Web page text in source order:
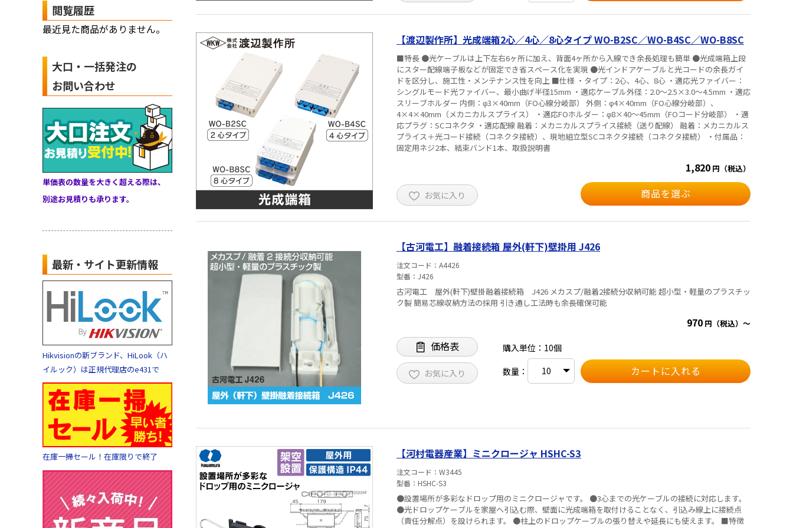
閲覧履歴
最近見た商品がありません。
大口・一括発注の
お問い合わせ
単価表の数量を大きく超える際は、
別途お見積りも承ります。
最新・サイト更新情報
Hikvisionの新ブランド、HiLook（ハ
イルック）は正規代理店のe431で
在庫一掃セール！在庫限りで終了
【渡辺製作所】光成端箱2心／4心／8心タイプ WO-B2SC／WO-B4SC／WO-B8SC
■特長 ●光ケーブルは上下左右6ヶ所に加え、背面4ヶ所から入線でき余長処理も簡単 ●光成端箱上段
にスター配線端子板などが固定でき省スペース化を実現 ●光インドアケーブルと光コードの余長ガイ
ドを区分し、施工性・メンテナンス性を向上 ■仕様 ・タイプ：2心、4心、8心 ・適応光ファイバー：
シングルモード光ファイバー、最小曲げ半径15mm ・適応ケーブル外径：2.0～2.5×3.0～4.5mm ・適応
スリーブホルダー 内側：φ3×40mm（FO心線分岐部） 外側：φ4×40mm（FO心線分岐部）、
4×4×40mm（メカニカルスプライス） ・適応FOホルダー：φ8×40～45mm（FOコード分岐部） ・適
応プラグ：SCコネクタ ・適応配線 融着：メカニカルスプライス接続（送り配線） 融着：メカニカルス
プライス＋光コード接続（コネクタ接続）、現地組立型SCコネクタ接続（コネクタ接続） ・付属品：
固定用ネジ2本、結束バンド1本、取扱説明書
1,820 円（税込）
お気に入り 商品を選ぶ
【古河電工】融着接続箱 屋外(軒下)壁掛用 J426
注文コード
A4426
型番
J426
古河電工 屋外(軒下)壁掛融着接続箱 J426 メカスプ/融着2接続分収納可能 超小型・軽量のプラスチッ
ク製 簡易芯線収納方法の採用 引き通し工法時も余長確保可能
970 円（税込）～
価格表
お気に入り
購入単位：10個
数量：
【河村電器産業】ミニクロージャ HSHC-S3
注文コード
W3445
型番
HSHC-S3
●設置場所が多彩なドロップ用のミニクロージャです。 ●3心までの光ケーブルの接続に対応します。
●光ドロップケーブルを家屋へ引込む際、壁面に光成端箱を取付けることなく、引込み線上に接続点
（責任分解点）を設けられます。 ●柱上のドロップケーブルの張り替えや延長にも使えます。 ■特徴